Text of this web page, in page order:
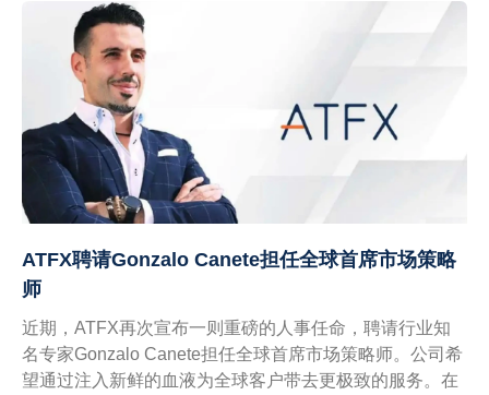
ATFX聘请Gonzalo Canete担任全球首席市场策略
师
近期，ATFX再次宣布一则重磅的人事任命，聘请行业知
名专家Gonzalo Canete担任全球首席市场策略师。公司希
望通过注入新鲜的血液为全球客户带去更极致的服务。在